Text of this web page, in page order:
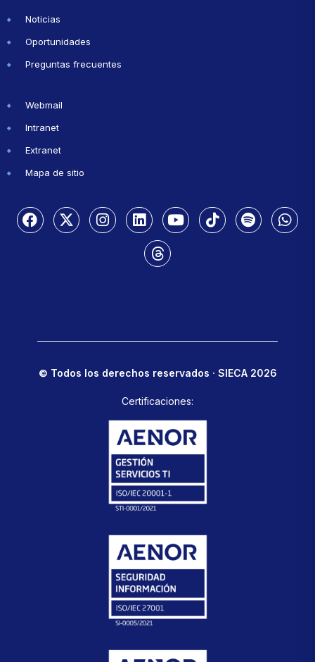
Noticias
Oportunidades
Preguntas frecuentes
Webmail
Intranet
Extranet
Mapa de sitio
© Todos los derechos reservados · SIECA 2026
Certificaciones: